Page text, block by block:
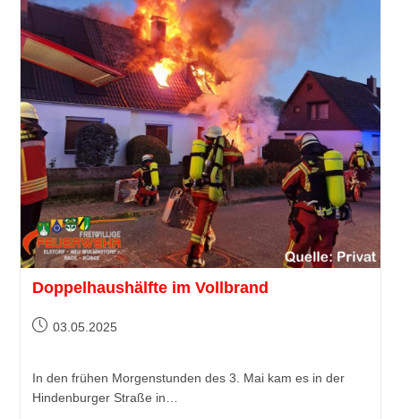
Doppelhaushälfte im Vollbrand
03.05.2025
In den frühen Morgenstunden des 3. Mai kam es in der
Hindenburger Straße in…